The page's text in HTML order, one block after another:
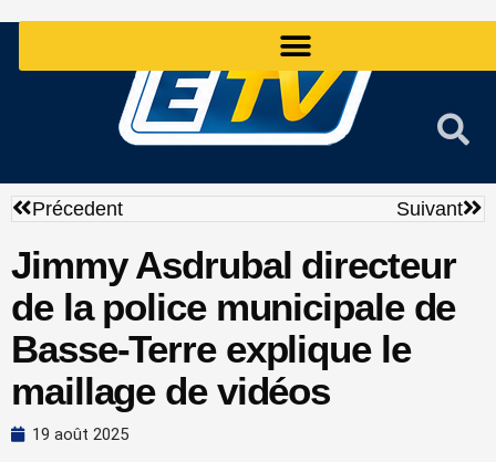
Précédent
Précedent Suivant
Jimmy Asdrubal directeur
de la police municipale de
Basse-Terre explique le
maillage de vidéos
19 août 2025